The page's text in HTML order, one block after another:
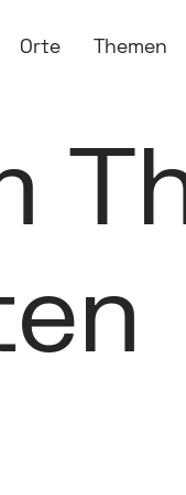
Orte Themen